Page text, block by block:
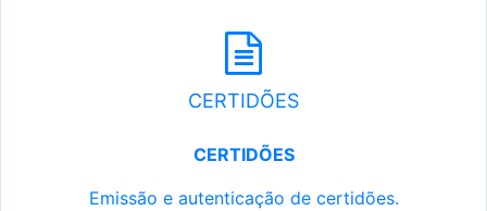
CERTIDÕES
CERTIDÕES
Emissão e autenticação de certidões.